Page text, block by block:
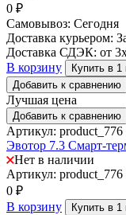
0 ₽
Самовывоз: Сегодня
Доставка курьером:
Доставка СДЭК: от
В корзину
Купить в 1
Добавить к сравнению
Лучшая цена
Добавить к сравнению
Артикул: product_776
Эвотор 7.3 Смарт-
Нет в наличии
Артикул: product_776
0 ₽
В корзину
Купить в 1